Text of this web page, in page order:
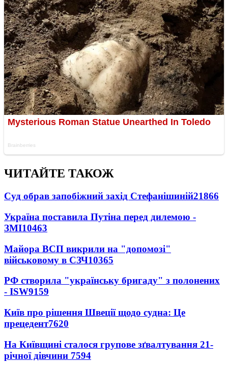
ЧИТАЙТЕ ТАКОЖ
Суд обрав запобіжний захід Стефанішиній21866
Україна поставила Путіна перед дилемою -
ЗМІ10463
Майора ВСП викрили на "допомозі"
військовому в СЗЧ10365
РФ створила "українську бригаду" з полонених
- ISW9159
Київ про рішення Швеції щодо судна: Це
прецедент7620
На Київщині сталося групове зґвалтування 21-
річної дівчини 7594